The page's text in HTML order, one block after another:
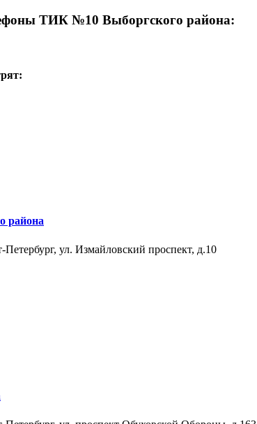
ТИК №10 Выборгского района:
района
Петербург, ул. Измайловский проспект, д.10